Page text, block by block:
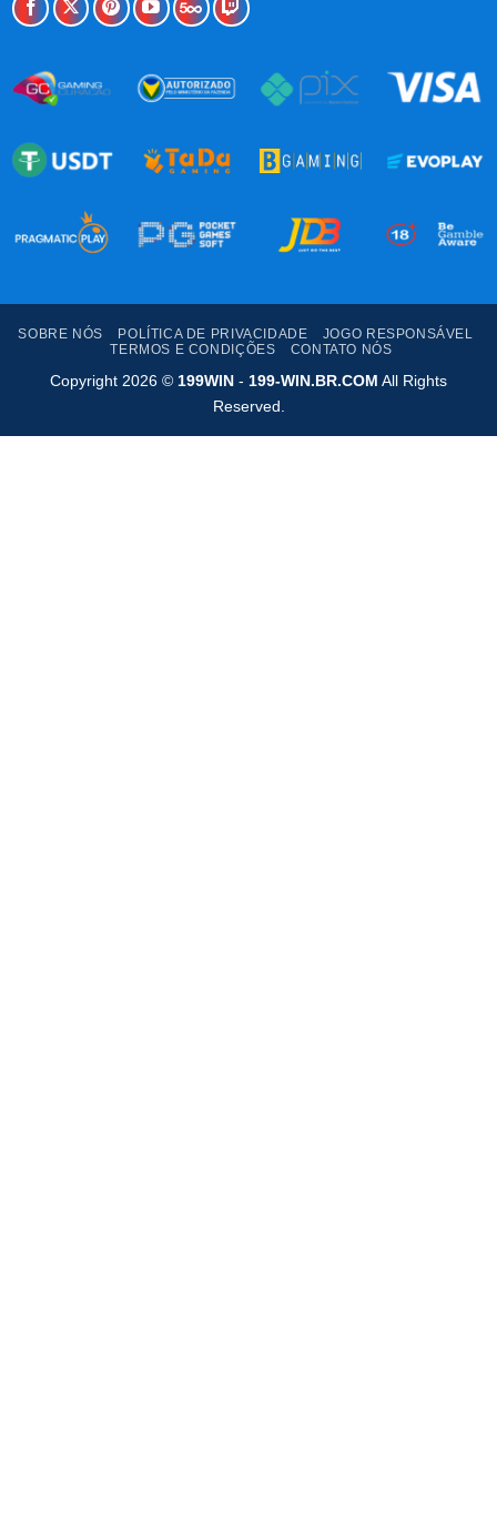
SOBRE NÓS POLÍTICA DE PRIVACIDADE
JOGO RESPONSÁVEL
TERMOS E CONDIÇÕES
CONTATO NÓS
Copyright 2026 © 199WIN - 199-WIN.BR.COM All Rights
Reserved.